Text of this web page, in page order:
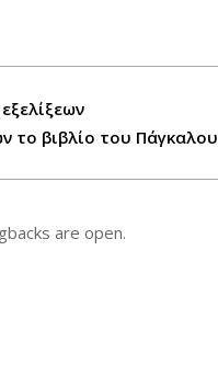
το βιβλίο του Πάγκαλου
are open.